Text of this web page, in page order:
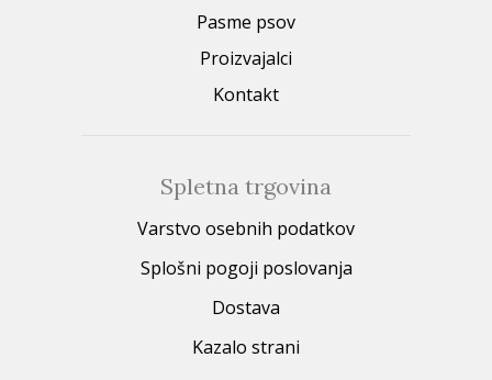
Pasme psov
Proizvajalci
Kontakt
Spletna trgovina
Varstvo osebnih podatkov
Splošni pogoji poslovanja
Dostava
Kazalo strani